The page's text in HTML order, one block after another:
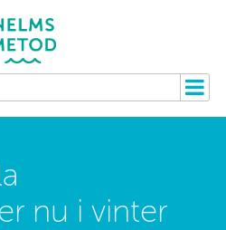
nu i vinter